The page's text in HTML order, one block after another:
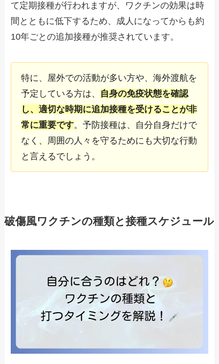
て定期接種が行われますが、ワクチンの効果は時
間とともに低下するため、成人になってからも約
10年ごとの追加接種が推奨されています。
特に、屋外での活動が多い方や、海外渡航を
予定している方は、 自身の免疫状態を確認
し、適切な時期に追加接種を受けることが非
常に重要です。予防接種は、自分自身だけで
なく、周囲の人々を守るためにも大切な行動
と言えるでしょう。
破傷風ワクチンの種類と接種スケジュール